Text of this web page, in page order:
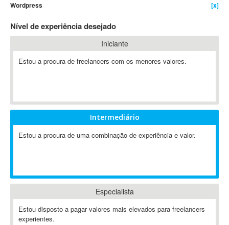
A-GPS
A2Billing
AAUS Scientific Diver
ABAP
ABIS
Ableton
Ableton Live
Abstract Window Toolkit (AWT)
AC Drives
AC3
Wordpress
[x]
Nível de experiência desejado
Iniciante
Estou a procura de freelancers com os menores valores.
Intermediário
Estou a procura de uma combinação de experiência e valor.
Especialista
Estou disposto a pagar valores mais elevados para freelancers
experientes.